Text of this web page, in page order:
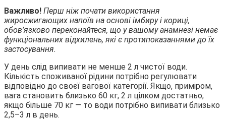
Важливо! Перш ніж почати використання
жиросжигающих напоїв на основі імбиру і кориці,
обов’язково переконайтеся, що у вашому анамнезі немає
функціональних відхилень, які є протипоказаннями до їх
застосування.
У день слід випивати не менше 2 л чистої води.
Кількість споживаної рідини потрібно регулювати
відповідно до своєї вагової категорії. Якщо, приміром,
вага становить близько 60 кг, 2 л цілком достатньо,
якщо більше 70 кг — то води потрібно випивати близько
2,5–3 л в день.